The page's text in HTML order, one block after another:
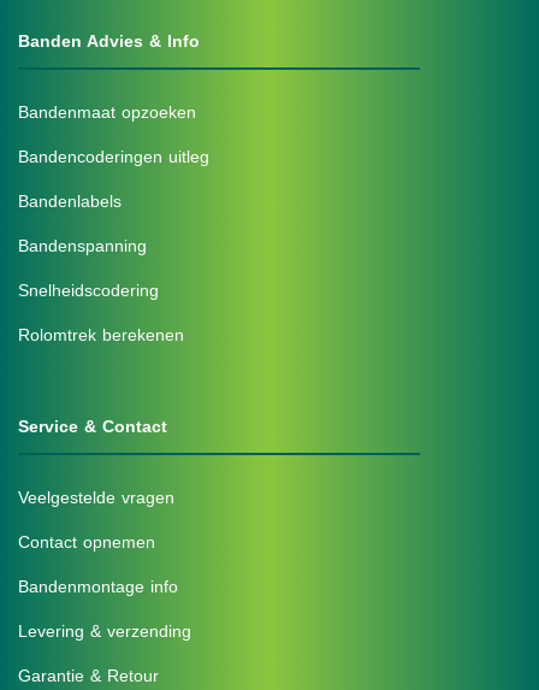
Banden Advies & Info
Bandenmaat opzoeken
Bandencoderingen uitleg
Bandenlabels
Bandenspanning
Snelheidscodering
Rolomtrek berekenen
Service & Contact
Veelgestelde vragen
Contact opnemen
Bandenmontage info
Levering & verzending
Garantie & Retour